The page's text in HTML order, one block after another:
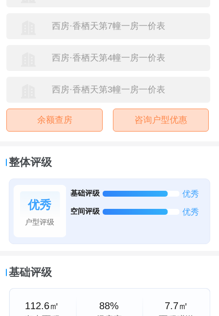
西房·香栖天第7幢一房一价表
西房·香栖天第4幢一房一价表
西房·香栖天第3幢一房一价表
余额查房 咨询户型优惠
整体评级
优秀
户型评级
基础评级 优秀
空间评级 优秀
基础评级
112.6㎡ 88% 7.7㎡